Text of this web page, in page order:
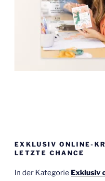
EXKLUSIV ONLINE-
LETZTE CHANCE
In der Kategorie Exklusiv